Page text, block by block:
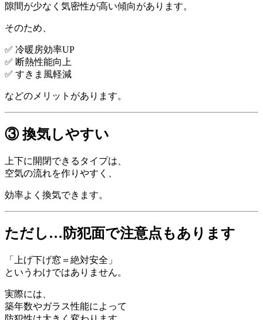
隙間が少なく気密性が高い傾向があります。
そのため、
✅ 冷暖房効率UP
✅ 断熱性能向上
✅ すきま風軽減
などのメリットがあります。
③ 換気しやすい
上下に開閉できるタイプは、
空気の流れを作りやすく、
効率よく換気できます。
ただし…防犯面で注意点もあります
「上げ下げ窓＝絶対安全」
というわけではありません。
実際には、
築年数やガラス性能によって